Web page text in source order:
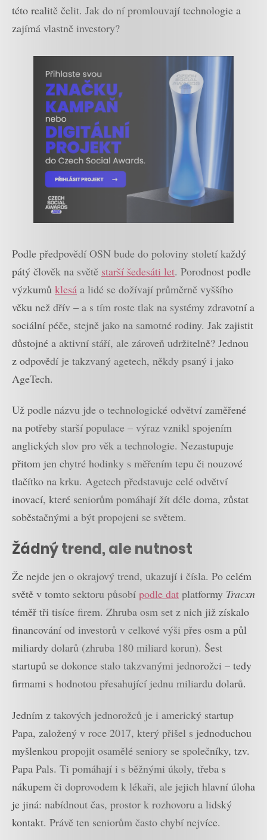
této realitě čelit. Jak do ní promlouvají technologie a
zajímá vlastně investory?
Podle předpovědí OSN bude do poloviny století každý
pátý člověk na světě starší šedesáti let. Porodnost podle
výzkumů klesá a lidé se dožívají průměrně vyššího
věku než dřív – a s tím roste tlak na systémy zdravotní a
sociální péče, stejně jako na samotné rodiny. Jak zajistit
důstojné a aktivní stáří, ale zároveň udržitelně? Jednou
z odpovědí je takzvaný agetech, někdy psaný i jako
AgeTech.
Už podle názvu jde o technologické odvětví zaměřené
na potřeby starší populace – výraz vznikl spojením
anglických slov pro věk a technologie. Nezastupuje
přitom jen chytré hodinky s měřením tepu či nouzové
tlačítko na krku. Agetech představuje celé odvětví
inovací, které seniorům pomáhají žít déle doma, zůstat
soběstačnými a být propojeni se světem.
Žádný trend, ale nutnost
Že nejde jen o okrajový trend, ukazují i čísla. Po celém
světě v tomto sektoru působí podle dat platformy Tracxn
téměř tři tisíce firem. Zhruba osm set z nich již získalo
financování od investorů v celkové výši přes osm a půl
miliardy dolarů (zhruba 180 miliard korun). Šest
startupů se dokonce stalo takzvanými jednorožci – tedy
firmami s hodnotou přesahující jednu miliardu dolarů.
Jedním z takových jednorožců je i americký startup
Papa, založený v roce 2017, který přišel s jednoduchou
myšlenkou propojit osamělé seniory se společníky, tzv.
Papa Pals. Ti pomáhají i s běžnými úkoly, třeba s
nákupem či doprovodem k lékaři, ale jejich hlavní úloha
je jiná: nabídnout čas, prostor k rozhovoru a lidský
kontakt. Právě ten seniorům často chybí nejvíce.